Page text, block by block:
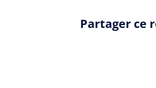
Partager ce